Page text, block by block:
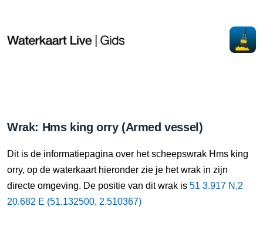
Wrak: Hms king orry (Armed vessel)
Dit is de informatiepagina over het scheepswrak Hms king
orry, op de waterkaart hieronder zie je het wrak in zijn
directe omgeving. De positie van dit wrak is 51 3.917 N,2
20.682 E (51.132500, 2.510367)